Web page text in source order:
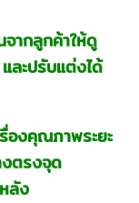
ากลูกค้าให้ดู
ละปรับแต่งได้
องคุณภาพระยะ
ตรงจุด
ลัง